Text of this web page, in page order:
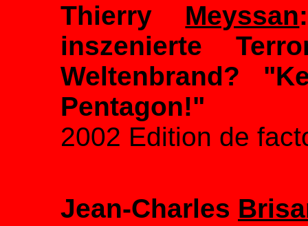
Thierry Meyssan
inszenierte
Weltenbrand?
Pentagon!"
2002 Edition de
Jean-Charles